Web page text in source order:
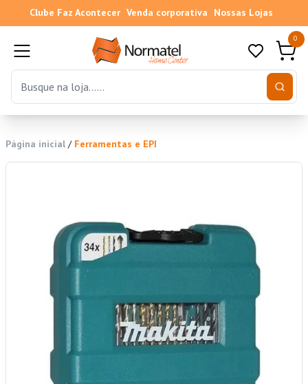
Clube Faz Acontecer Venda corporativa Nossas Lojas
0
Página inicial / Ferramentas e EPI